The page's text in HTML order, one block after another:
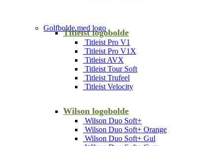
Golfbolde med logo
Titleist logobolde
Titleist Pro V1
Titleist Pro V1X
Titleist AVX
Titleist Tour Soft
Titleist Trufeel
Titleist Velocity
Wilson logobolde
Wilson Duo Soft+
Wilson Duo Soft+ Orange
Wilson Duo Soft+ Gul